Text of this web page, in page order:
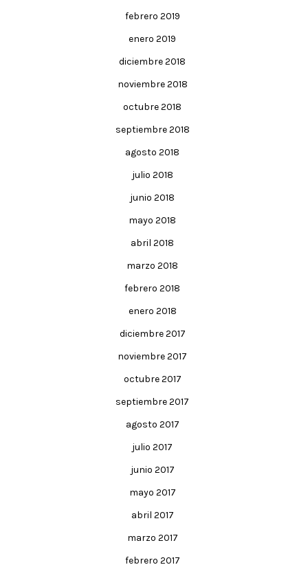
febrero 2019
enero 2019
diciembre 2018
noviembre 2018
octubre 2018
septiembre 2018
agosto 2018
julio 2018
junio 2018
mayo 2018
abril 2018
marzo 2018
febrero 2018
enero 2018
diciembre 2017
noviembre 2017
octubre 2017
septiembre 2017
agosto 2017
julio 2017
junio 2017
mayo 2017
abril 2017
marzo 2017
febrero 2017